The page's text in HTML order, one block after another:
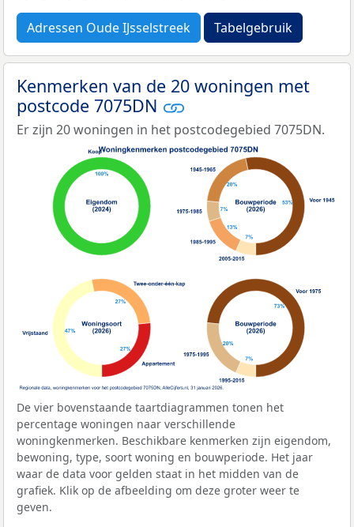
Adressen Oude IJsselstreek Tabelgebruik
Kenmerken van de 20 woningen met
postcode 7075DN
Er zijn 20 woningen in het postcodegebied 7075DN.
De vier bovenstaande taartdiagrammen tonen het
percentage woningen naar verschillende
woningkenmerken. Beschikbare kenmerken zijn eigendom,
bewoning, type, soort woning en bouwperiode. Het jaar
waar de data voor gelden staat in het midden van de
grafiek. Klik op de afbeelding om deze groter weer te
geven.